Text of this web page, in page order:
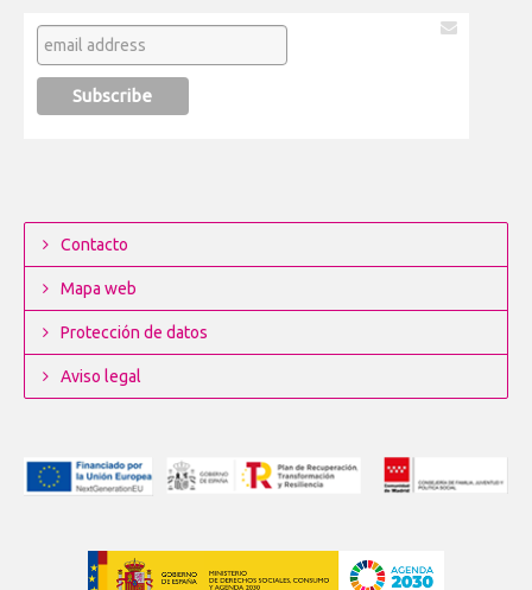
Contacto
Mapa web
Protección de datos
Aviso legal